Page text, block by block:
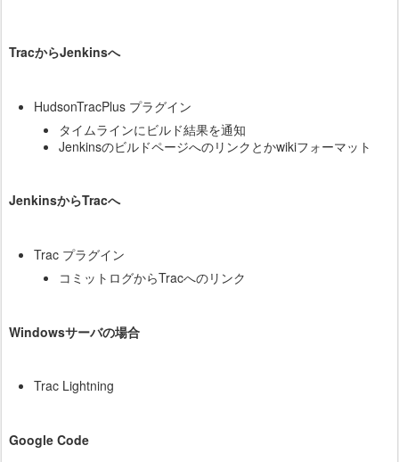
TracからJenkinsへ
HudsonTracPlus プラグイン
タイムラインにビルド結果を通知
Jenkinsのビルドページへのリンクとかwikiフォーマット
JenkinsからTracへ
Trac プラグイン
コミットログからTracへのリンク
Windowsサーバの場合
Trac Lightning
Google Code